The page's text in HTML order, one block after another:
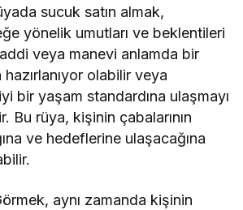
sucuk satın almak,
yönelik umutları ve beklentileri
veya manevi anlamda bir
hazırlanıyor olabilir veya
bir yaşam standardına ulaşmayı
Bu rüya, kişinin çabalarının
ve hedeflerine ulaşacağına
aynı zamanda kişinin